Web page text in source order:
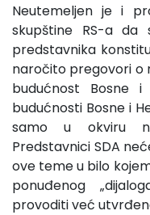
Neutemeljen je i
skupštine RS-a
predstavnika
naročito pregovori o
budućnost Bosne i
budućnosti Bosne i
samo u okviru
Predstavnici SDA
ove teme u bilo
ponuđenog
provoditi već